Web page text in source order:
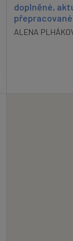
doplněné,
ALENA